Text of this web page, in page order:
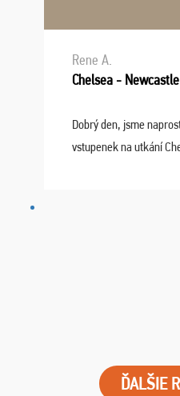
Rene A.
Chelsea -
Dobrý den, jsme
vstupenek na utkání
ĎALŠIE